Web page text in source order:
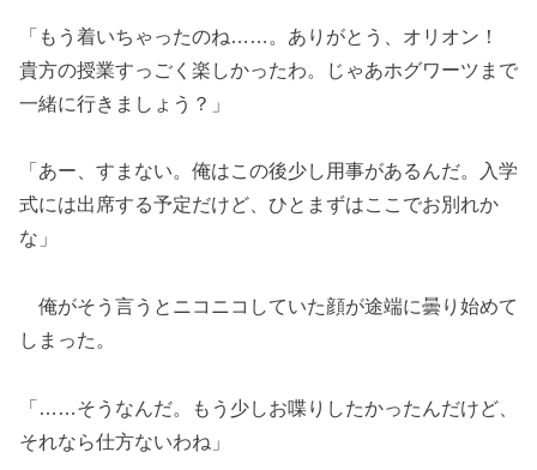
「もう着いちゃったのね……。ありがとう、オリオン！
貴方の授業すっごく楽しかったわ。じゃあホグワーツまで
一緒に行きましょう？」
「あー、すまない。俺はこの後少し用事があるんだ。入学
式には出席する予定だけど、ひとまずはここでお別れか
な」
俺がそう言うとニコニコしていた顔が途端に曇り始めて
しまった。
「……そうなんだ。もう少しお喋りしたかったんだけど、
それなら仕方ないわね」